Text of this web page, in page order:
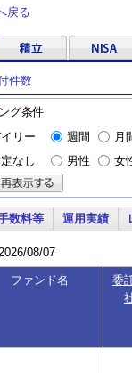
戻る
件数
グ条件
リー 週間
月
なし 男性 女
数料等 運用実績
08/07
ファンド名
委